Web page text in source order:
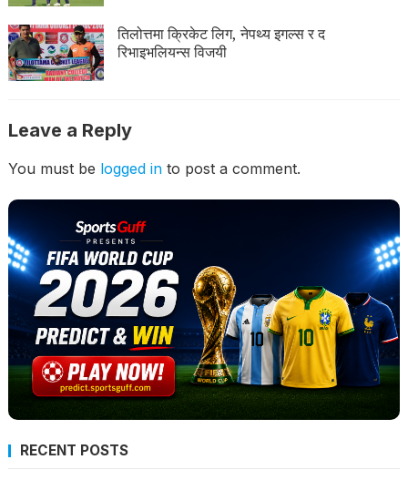
तिलोत्तमा क्रिकेट लिग, नेपथ्य इगल्स र द
रिभाइभलियन्स विजयी
Leave a Reply
You must be logged into post a comment.
RECENT POSTS